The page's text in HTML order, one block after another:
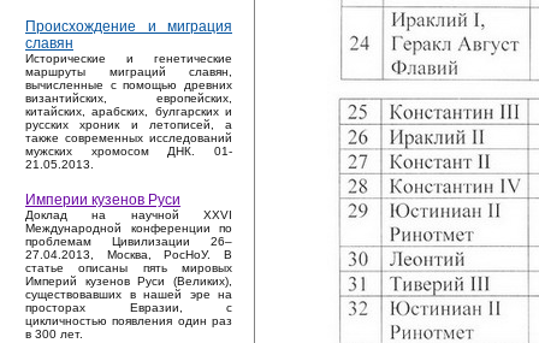
Происхождение и миграция
славян
Исторические и генетические
маршруты миграций славян,
вычисленные с помощью древних
византийских, европейских,
китайских, арабских, булгарских и
русских хроник и летописей, а
также современных исследований
мужских хромосом ДНК. 01-
21.05.2013.
Империи кузенов Руси
Доклад на научной XXVI
Международной конференции по
проблемам Цивилизации 26–
27.04.2013, Москва, РосНоУ. В
статье описаны пять мировых
Империй кузенов Руси (Великих),
существовавших в нашей эре на
просторах Евразии, с
цикличностью появления один раз
в 300 лет.